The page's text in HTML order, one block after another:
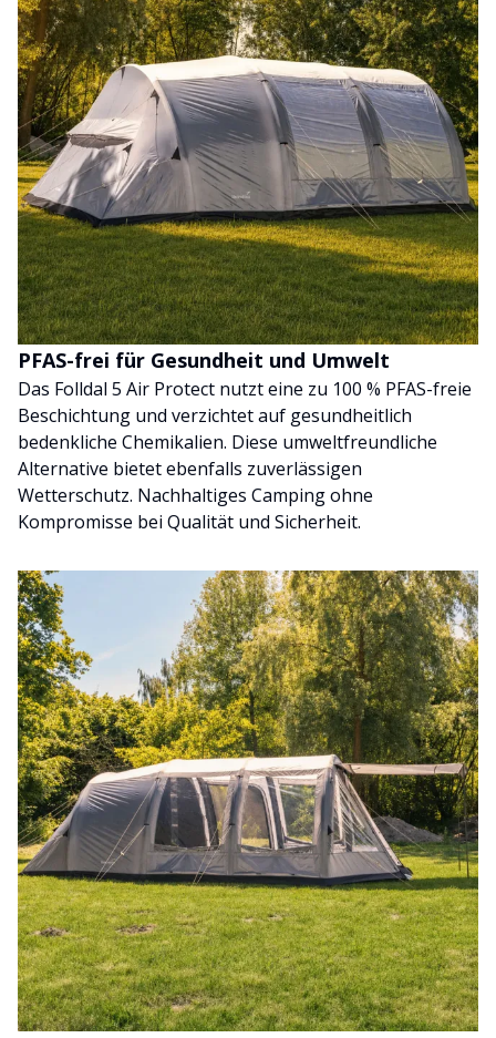
PFAS-frei für Gesundheit und Umwelt
Das Folldal 5 Air Protect nutzt eine zu 100 % PFAS-freie
Beschichtung und verzichtet auf gesundheitlich
bedenkliche Chemikalien. Diese umweltfreundliche
Alternative bietet ebenfalls zuverlässigen
Wetterschutz. Nachhaltiges Camping ohne
Kompromisse bei Qualität und Sicherheit.